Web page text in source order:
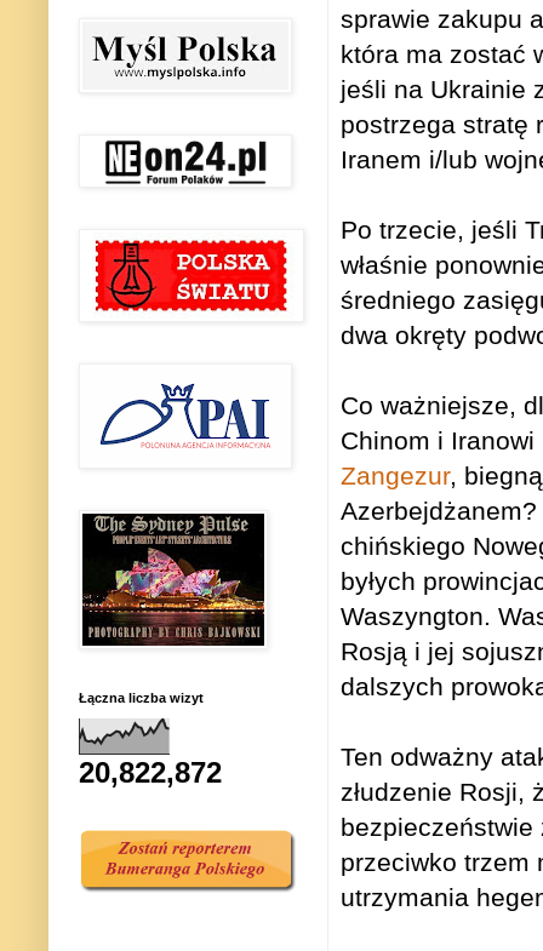
sprawie zakupu
która ma zostać
jeśli na Ukrainie
postrzega stratę
Iranem i/lub
Po trzecie, jeśli
właśnie
średniego
dwa okręty
Co ważniejsze,
Chinom i
Zangezur,
chińskiego
byłych
Waszyngton.
Rosją i jej
dalszych
Ten odważny
złudzenie Rosji,
bezpieczeństwie
przeciwko trzem
utrzymania
Łączna liczba wizyt
20,822,872